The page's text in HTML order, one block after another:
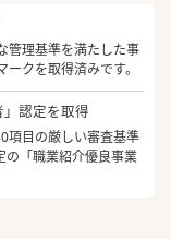
管理基準を満たした事
クを取得済みです。
」認定を取得
項目の厳しい審査基準
の「職業紹介優良事業